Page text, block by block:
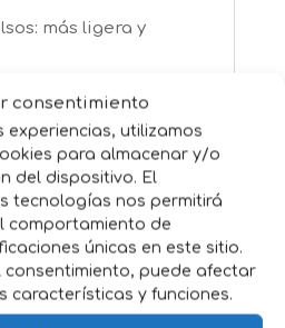
consentimiento
experiencias, utilizamos
para almacenar y/o
del dispositivo. El
tecnologías nos permitirá
comportamiento de
únicas en este sitio.
consentimiento, puede afectar
características y funciones.
más ligera y
y pensada para
que buscan
clásico
con otros
de lona